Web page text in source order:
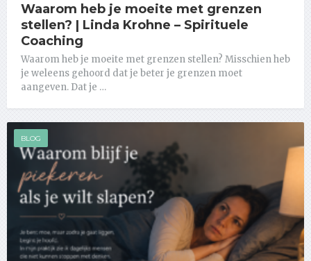
Waarom heb je moeite met grenzen
stellen? | Linda Krohne – Spirituele
Coaching
Waarom heb je moeite met grenzen stellen? Misschien heb
je weleens gehoord dat je beter je grenzen moet
aangeven. Dat je …
BLOG